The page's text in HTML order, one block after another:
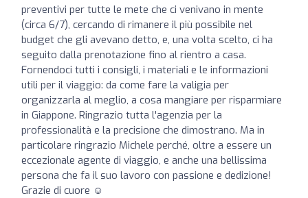
preventivi per tutte le mete che ci venivano in mente
(circa 6/7), cercando di rimanere il più possibile nel
budget che gli avevano detto, e, una volta scelto, ci ha
seguito dalla prenotazione fino al rientro a casa.
Fornendoci tutti i consigli, i materiali e le informazioni
utili per il viaggio: da come fare la valigia per
organizzarla al meglio, a cosa mangiare per risparmiare
in Giappone. Ringrazio tutta l'agenzia per la
professionalità e la precisione che dimostrano. Ma in
particolare ringrazio Michele perché, oltre a essere un
eccezionale agente di viaggio, e anche una bellissima
persona che fa il suo lavoro con passione e dedizione!
Grazie di cuore ☺️